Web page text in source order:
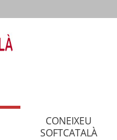
CONEIXEU
SOFTCATALÀ